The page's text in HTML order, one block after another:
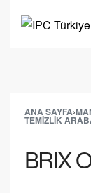
ANA SAYFA›
TEMIZLIK
BRIX